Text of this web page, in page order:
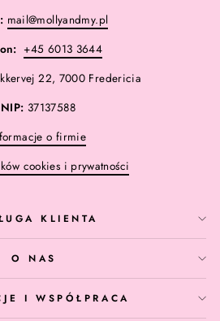
mail@mollyandmy.pl
+45 6013 3644
22, 7000 Fredericia
NIP: 37137588
o firmie
cookies i prywatności
KLIENTA
O NAS
I WSPÓŁPRACA